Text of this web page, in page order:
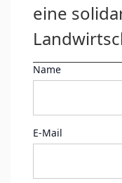
eine
Name
E-Mail